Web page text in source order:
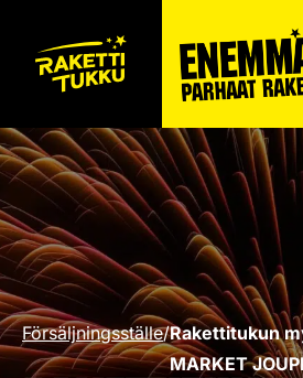
Försäljningsställe/Rakettitukun
MARKET